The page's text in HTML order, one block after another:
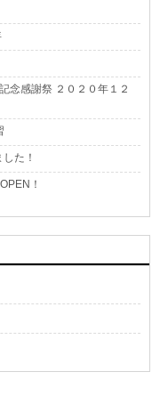
念感謝祭 ２０２０年１２
た！
！